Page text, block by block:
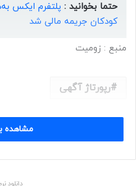
حتما بخوانید : پلتفرم ایکس
کودکان جریمه مالی شد
منبع : زومیت
رپورتاژ آگهی
مشاهده
دانلود